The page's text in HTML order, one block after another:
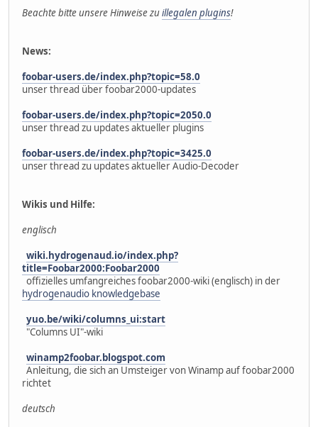
Beachte bitte unsere Hinweise zuillegalen plugins!
News:
foobar-users.de/index.php?topic=58.0
unser thread über foobar2000-updates
foobar-users.de/index.php?topic=2050.0
unser thread zu updates aktueller plugins
foobar-users.de/index.php?topic=3425.0
unser thread zu updates aktueller Audio-Decoder
Wikis und Hilfe:
englisch
wiki.hydrogenaud.io/index.php?
title=Foobar2000:Foobar2000
offizielles umfangreiches foobar2000-wiki (englisch) in der
hydrogenaudio knowledgebase
yuo.be/wiki/columns_ui:start
"Columns UI"-wiki
winamp2foobar.blogspot.com
Anleitung, die sich an Umsteiger von Winamp auf foobar2000
richtet
deutsch